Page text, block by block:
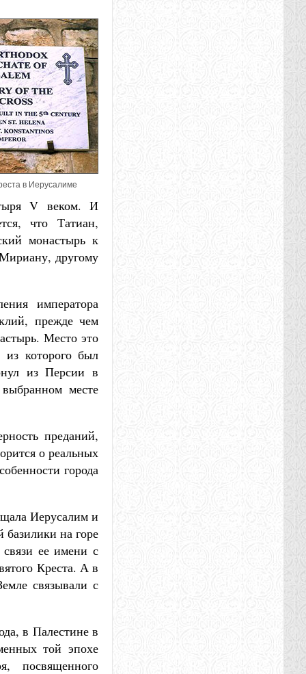
в Иерусалиме
V веком. И
что Татиан,
монастырь к
другому
императора
прежде чем
Место это
которого был
из Персии в
месте
преданий,
о реальных
города
Иерусалим и
базилики на горе
связи ее имени с
Креста. А в
связывали с
в Палестине в
той эпохе
посвященного